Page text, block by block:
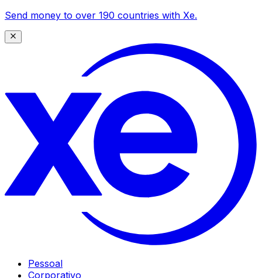
Send money to over 190 countries with Xe.
Pessoal
Corporativo